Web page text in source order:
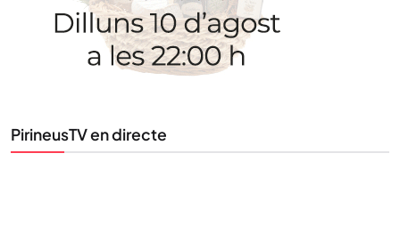
PirineusTV en directe
Tota l’actualitat, seleccionada i enviada directament
al teu correu. Subscriu-te al nostre butlletí i segueix
la informació que importa.